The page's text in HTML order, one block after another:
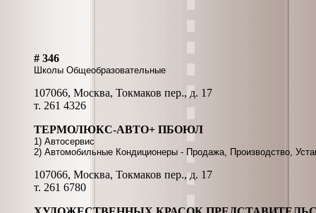
# 346
Школы Общеобразовательные
107066, Москва, Токмаков пер., д. 17
т. 261 4326
ТЕРМОЛЮКС-АВТО+ ПБОЮЛ
1) Автосервис
2) Автомобильные Кондиционеры - Продажа, Производство,
107066, Москва, Токмаков пер., д. 17
т. 261 6780